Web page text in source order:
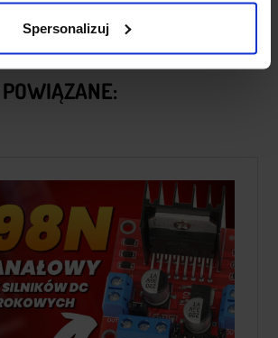
Spersonalizuj
x 44 x 30 mm